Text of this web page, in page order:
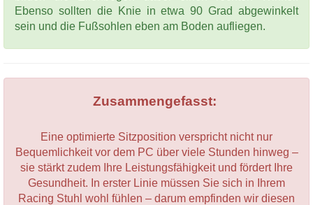
Ebenso sollten die Knie in etwa 90 Grad abgewinkelt
sein und die Fußsohlen eben am Boden aufliegen.
Zusammengefasst:
Eine optimierte Sitzposition verspricht nicht nur
Bequemlichkeit vor dem PC über viele Stunden hinweg –
sie stärkt zudem Ihre Leistungsfähigkeit und fördert Ihre
Gesundheit. In erster Linie müssen Sie sich in Ihrem
Racing Stuhl wohl fühlen – darum empfinden wir diesen